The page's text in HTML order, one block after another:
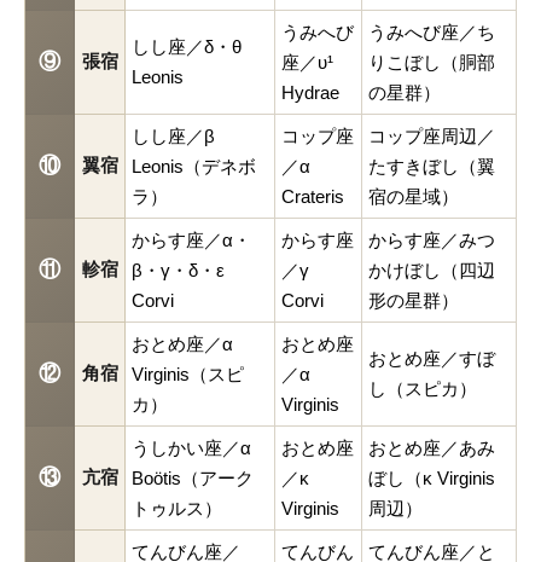
⑨ 張宿
しし座／δ・θ
Leonis
うみへび
座／υ¹
Hydrae
うみへび座／ち
りこぼし（胴部
の星群）
⑩ 翼宿
しし座／β
Leonis（デネボ
ラ）
コップ座
／α
Crateris
コップ座周辺／
たすきぼし（翼
宿の星域）
⑪ 軫宿
からす座／α・
β・γ・δ・ε
Corvi
からす座
／γ
Corvi
からす座／みつ
かけぼし（四辺
形の星群）
⑫ 角宿
おとめ座／α
Virginis（スピ
カ）
おとめ座
／α
Virginis
おとめ座／すぼ
し（スピカ）
⑬ 亢宿
うしかい座／α
Boötis（アーク
トゥルス）
おとめ座
／κ
Virginis
おとめ座／あみ
ぼし（κ Virginis
周辺）
てんびん座／
てんびん
てんびん座／と